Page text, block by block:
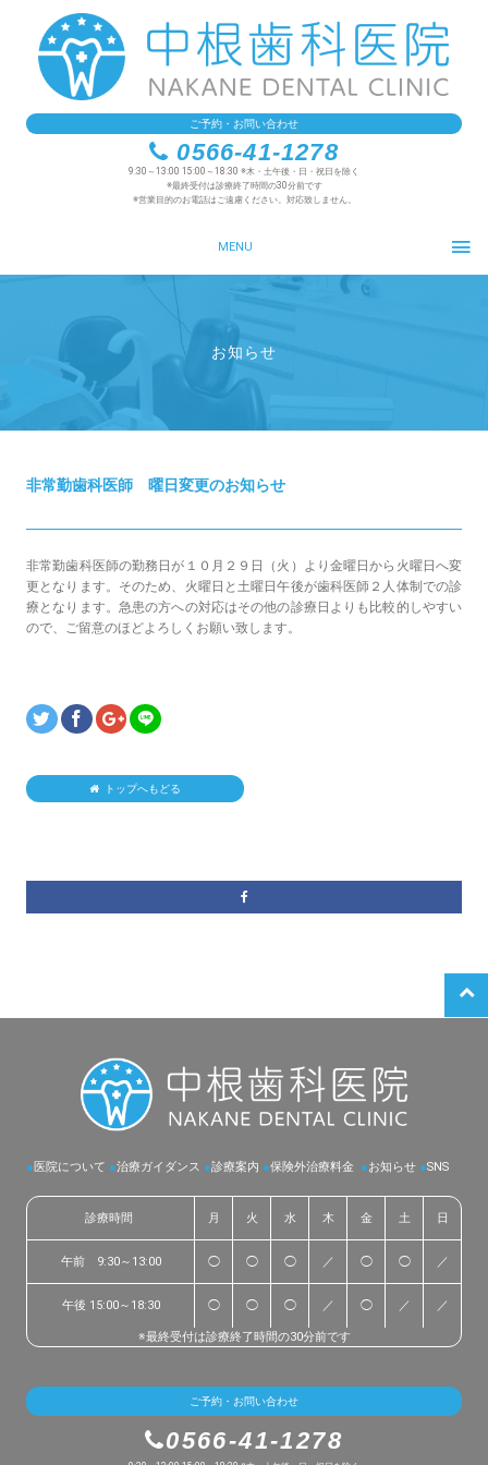
ご予約・お問い合わせ
0566-41-1278
9:30～13:00 15:00～18:30 ※木・土午後・日・祝日を除く
※最終受付は診療終了時間の30分前です
※営業目的のお電話はご遠慮ください。対応致しません。
MENU
お知らせ
非常勤歯科医師 曜日変更のお知らせ
非常勤歯科医師の勤務日が１０月２９日（火）より金曜日から火曜日へ変
更となります。そのため、火曜日と土曜日午後が歯科医師２人体制での診
療となります。急患の方への対応はその他の診療日よりも比較的しやすい
ので、ご留意のほどよろしくお願い致します。
トップへもどる
● 医院について ●治療ガイダンス ●診療案内 ●保険外治療料金 ●お知らせ ●SNS
診療時間 月 火 水 木 金 土 日
午前 9:30～13:00 ◯ ◯ ◯ ／ ◯ ◯ ／
午後 15:00～18:30 ◯ ◯ ◯ ／ ◯ ／ ／
※最終受付は診療終了時間の30分前です
ご予約・お問い合わせ
0566-41-1278